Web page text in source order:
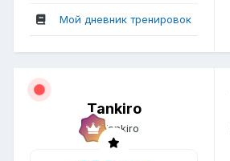
Мой дневник тренировок
Tankiro